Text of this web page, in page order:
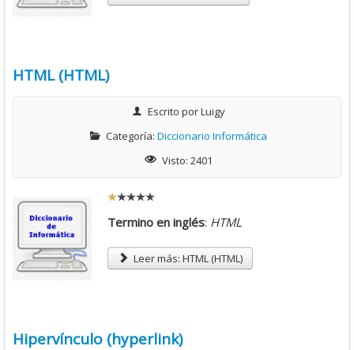
o
/
HTML (HTML)
Escrito porLuigy
Categoría:Diccionario Informática
Visto: 2401
o
Termino en inglés: HTML
Leer más: HTML (HTML)
Hipervínculo (hyperlink)